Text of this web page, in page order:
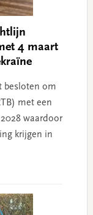
4 maart
besloten om
met een
waardoor
krijgen in